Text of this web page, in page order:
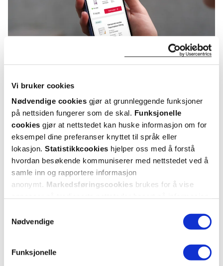
Vi bruker cookies
Nødvendige cookies gjør at grunnleggende funksjoner
på nettsiden fungerer som de skal. Funksjonelle
cookies gjør at nettstedet kan huske informasjon om for
eksempel dine preferanser knyttet til språk eller
lokasjon. Statistikkcookies hjelper oss med å forstå
hvordan besøkende kommuniserer med nettstedet ved å
samle inn og rapportere informasjon
anonymt. Markedsføringscookies brukes for å vise
Nødvendige
Funksjonelle
KUNDEANMELDELSER
5 anmeldelser
5 stjerner 4
4 stjerner 0
3 stjerner 1
0